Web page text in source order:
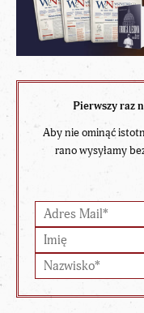
Pierwszy raz
Aby nie ominąć
rano wysyłamy